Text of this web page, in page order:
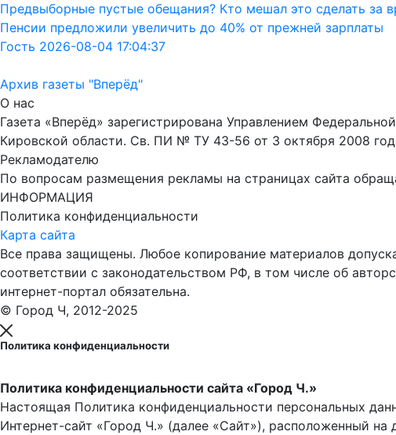
Предвыборные пустые обещания? Кто мешал это сделать за
Пенсии предложили увеличить до 40% от прежней зарплаты
Гость 2026-08-04 17:04:37
Архив газеты "Вперёд"
О нас
Газета «Вперёд» зарегистрирована Управлением
Кировской области. Св. ПИ № ТУ 43-56 от 3 октября 2008
Рекламодателю
По вопросам размещения рекламы на страницах сайта
ИНФОРМАЦИЯ
Политика конфиденциальности
Карта сайта
Все права защищены. Любое копирование материалов
соответствии с законодательством РФ, в том числе об
интернет-портал обязательна.
© Город Ч, 2012-2025
Политика конфиденциальности
Политика конфиденциальности сайта «Город Ч.»
Настоящая Политика конфиденциальности персональных
Интернет-сайт «Город Ч.» (далее «Сайт»), расположенный